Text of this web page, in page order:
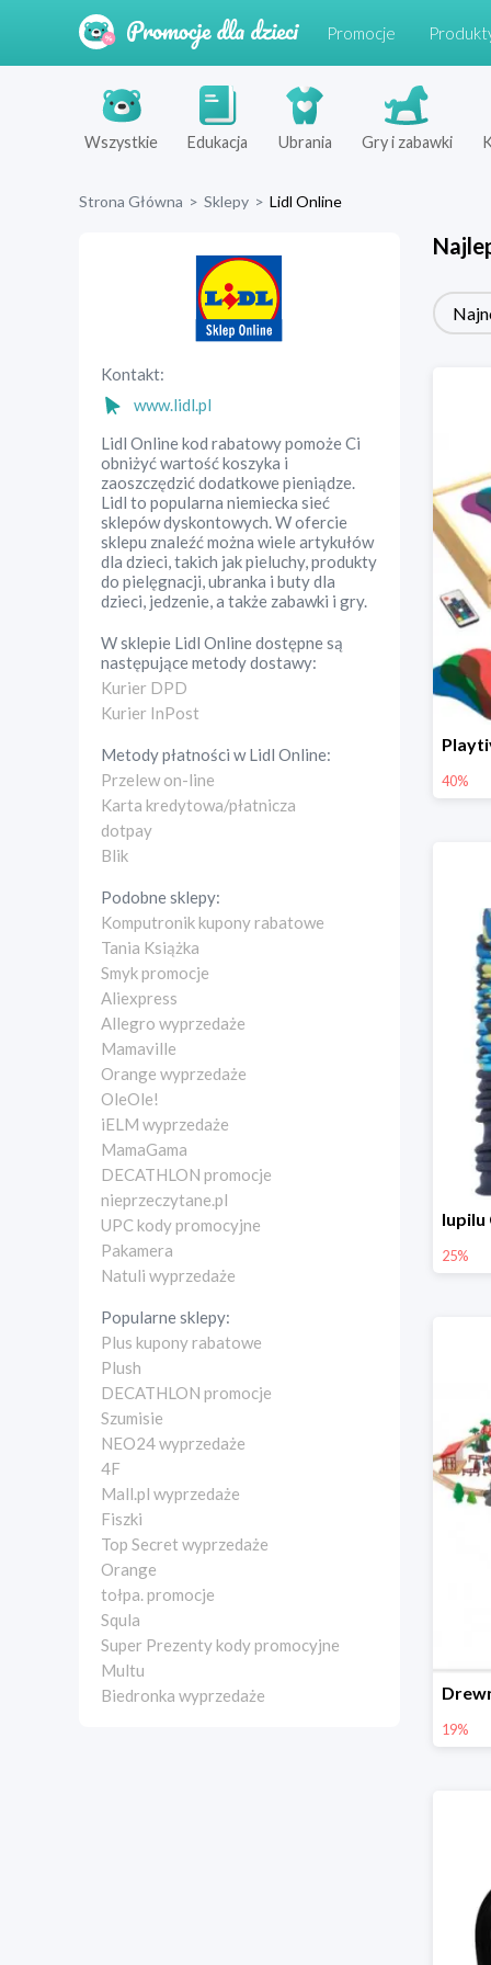
Promocje
Wszystkie Edukacja Ubrania Gry i zabawki
Strona Główna > Sklepy > Lidl Online
Kontakt:
www.lidl.pl
Lidl Online kod rabatowy pomoże Ci
obniżyć wartość koszyka i
zaoszczędzić dodatkowe pieniądze.
Lidl to popularna niemiecka sieć
sklepów dyskontowych. W ofercie
sklepu znaleźć można wiele artykułów
dla dzieci, takich jak pieluchy, produkty
do pielęgnacji, ubranka i buty dla
dzieci, jedzenie, a także zabawki i gry.
W sklepie Lidl Onlinedostępne są
następujące metody dostawy:
Kurier DPD
Kurier InPost
Metody płatności wLidl Online:
Przelew on-line
Karta kredytowa/płatnicza
dotpay
Blik
Podobne sklepy:
Komputronik kupony rabatowe
Tania Książka
Smyk promocje
Aliexpress
Allegro wyprzedaże
Mamaville
Orange wyprzedaże
OleOle!
iELM wyprzedaże
MamaGama
DECATHLON promocje
nieprzeczytane.pl
UPC kody promocyjne
Pakamera
Natuli wyprzedaże
Popularne sklepy:
Plus kupony rabatowe
Plush
DECATHLON promocje
Szumisie
NEO24 wyprzedaże
4F
Mall.pl wyprzedaże
Fiszki
Top Secret wyprzedaże
Orange
tołpa. promocje
Squla
Super Prezenty kody promocyjne
Multu
Biedronka wyprzedaże
40%
25%
19%